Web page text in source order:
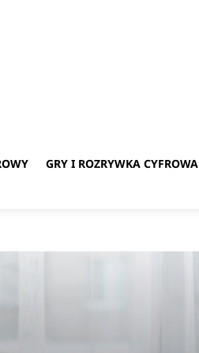
GRY I ROZRYWKA CYFROWA